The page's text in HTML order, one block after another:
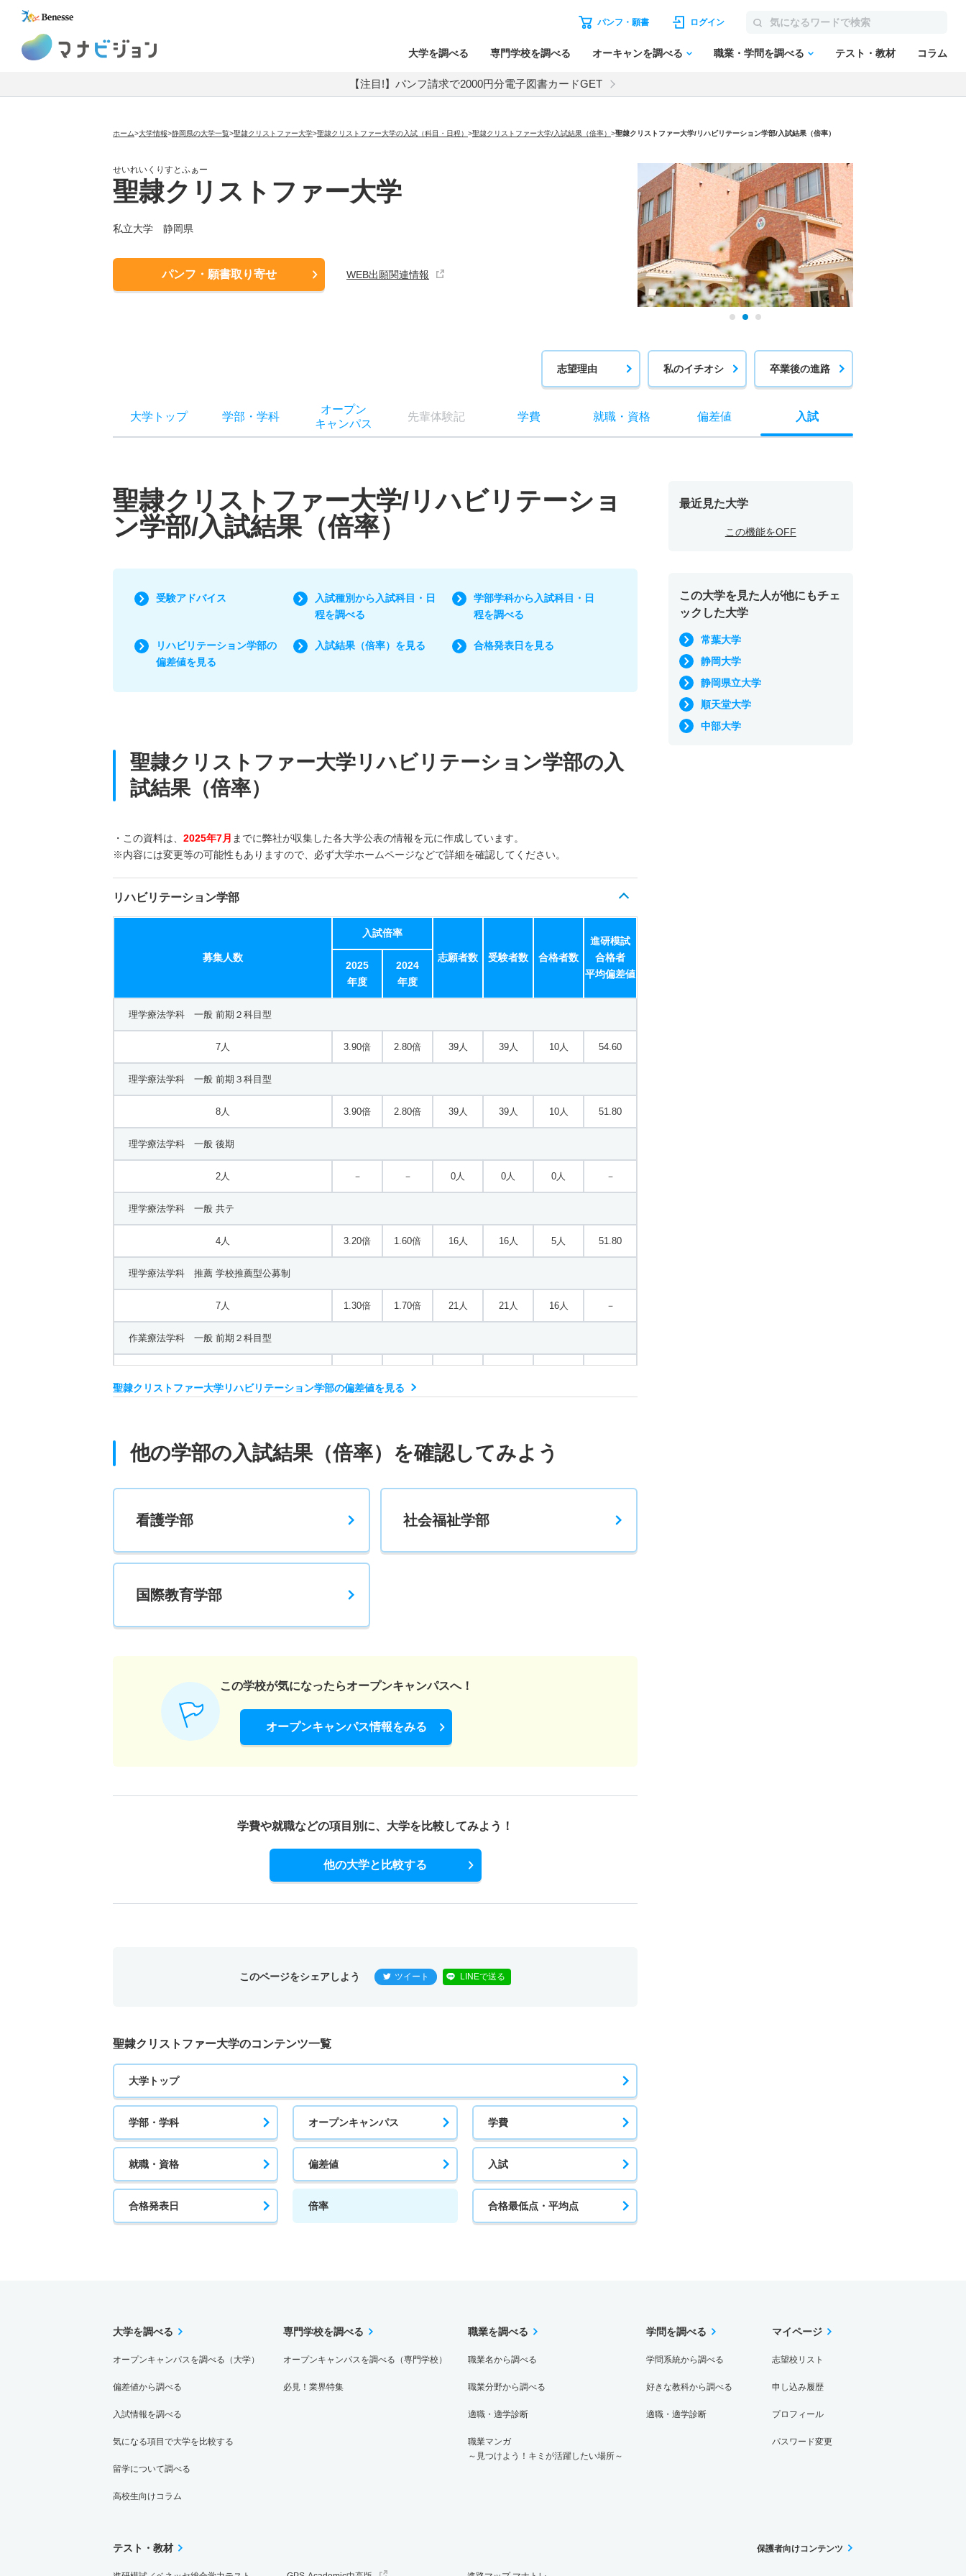
パンフ・願書 ログイン
大学を調べる 専門学校を調べる オーキャンを調べる 職業・学問を調べる テスト・教材 コラム
【注目!】パンフ請求で2000円分電子図書カードGET
ホーム>大学情報>静岡県の大学一覧>聖隷クリストファー大学>聖隷クリストファー大学の入試（科目・日程） >聖隷クリストファー大学/入試結果（倍率） >聖隷クリストファー大学/リハビリテーション学部/入試結果（倍率）
せいれいくりすとふぁー
聖隷クリストファー大学
私立大学 静岡県
パンフ・願書取り寄せ WEB出願関連情報
志望理由 私のイチオシ 卒業後の進路
大学トップ 学部 ・ 学科
オープン
キャンパス
先輩体験記 学費 就職・ 資格 偏差値 入試
聖隷クリストファー大学/リハビリテーショ
ン学部/入試結果（倍率）
受験アドバイス
入試種別から入試科目・日
程を調べる
学部学科から入試科目・日
程を調べる
リハビリテーション学部の
偏差値を見る
入試結果（倍率）を見る 合格発表日を見る
聖隷クリストファー大学リハビリテーション学部の入
試結果（倍率）
・この資料は、 2025年7月 までに弊社が収集した各大学公表の情報を元に作成しています。
※内容には変更等の可能性もありますので、必ず大学ホームページなどで詳細を確認してください。
リハビリテーション学部
募集人数
入試倍率
志願者数 受験者数 合格者数
進研模試
合格者
平均偏差値
2025
年度
2024
年度
理学療法学科 一般 前期２科目型
7人 3.90倍 2.80倍 39人 39人 10人 54.60
理学療法学科 一般 前期３科目型
8人 3.90倍 2.80倍 39人 39人 10人 51.80
理学療法学科 一般 後期
2人 － － 0人 0人 0人 －
理学療法学科 一般 共テ
4人 3.20倍 1.60倍 16人 16人 5人 51.80
理学療法学科 推薦 学校推薦型公募制
7人 1.30倍 1.70倍 21人 21人 16人 －
作業療法学科 一般 前期２科目型
作業療法学科 一般 後期
2人 1.70倍
作業療法学科 推薦 学校推薦型公募制
7人 1倍
3人 1.20倍 1.60倍
言語聴覚学科 一般 前期３科目型
－ － 0人 0人
1.30倍 1倍 4人
聖隷クリストファー大学リハビリテーション学部の偏差値を見る
他の学部の入試結果（倍率）を確認してみよう
看護学部 社会福祉学部
国際教育学部
この学校が気になったらオープンキャンパスへ！
オープンキャンパス情報をみる
学費や就職などの項目別に、 大学を比較してみよう！
他の大学と比較する
このページをシェアしよう ツイート LINEで送る
聖隷クリストファー大学のコンテンツ一覧
大学トップ
学部・学科 オープンキャンパス 学費
就職・資格 偏差値 入試
合格発表日 倍率 合格最低点・平均点
最近見た大学
この機能をOFF
この大学を見た人が他にもチェ
ックした大学
常葉大学
静岡大学
静岡県立大学
順天堂大学
中部大学
大学を調べる
オープンキャンパスを調べる（大学）
偏差値から調べる
入試情報を調べる
気になる項目で大学を比較する
留学について調べる
高校生向けコラム
専門学校を調べる
オープンキャンパスを調べる（専門学校）
必見！業界特集
職業を調べる
職業名から調べる
職業分野から調べる
適職・適学診断
職業マンガ
～見つけよう！キミが活躍したい場所～
学問を調べる
学問系統から調べる
好きな教科から調べる
適職・適学診断
マイページ
志望校リスト
申し込み履歴
プロフィール
パスワード変更
テスト・教材 保護者向けコンテンツ